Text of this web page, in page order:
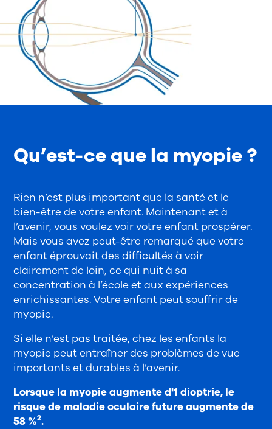
Qu’est-ce que la myopie ?
Rien n’est plus important que la santé et le
bien-être de votre enfant. Maintenant et à
l’avenir, vous voulez voir votre enfant prospérer.
Mais vous avez peut-être remarqué que votre
enfant éprouvait des difficultés à voir
clairement de loin, ce qui nuit à sa
concentration à l’école et aux expériences
enrichissantes. Votre enfant peut souffrir de
myopie.
Si elle n’est pas traitée, chez les enfants la
myopie peut entraîner des problèmes de vue
importants et durables à l’avenir.
Lorsque la myopie augmente d'1 dioptrie, le
risque de maladie oculaire future augmente de
58 %2.